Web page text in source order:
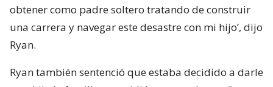
obtener como padre soltero tratando de construir
una carrera y navegar este desastre con mi hijo’, dijo
Ryan.
Ryan también sentenció que estaba decidido a darle